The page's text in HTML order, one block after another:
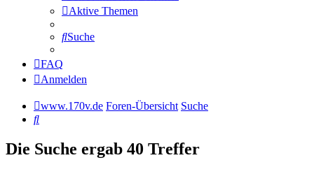
Aktive Themen
Suche
FAQ
Anmelden
www.170v.de Foren-Übersicht Suche
Suche
Die Suche ergab 40 Treffer